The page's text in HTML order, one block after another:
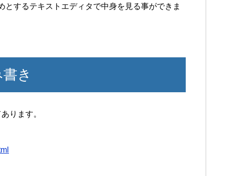
するテキストエディタで中身を見る事ができま
き
ります。